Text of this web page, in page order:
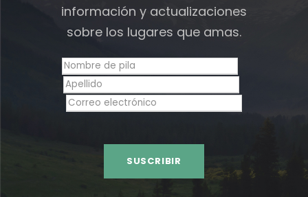
información y actualizaciones
sobre los lugares que amas.